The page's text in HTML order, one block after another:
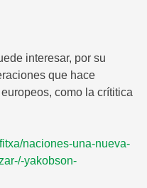
interesar, por su
que hace
como la crítitica
naciones-una-nueva-
yakobson-